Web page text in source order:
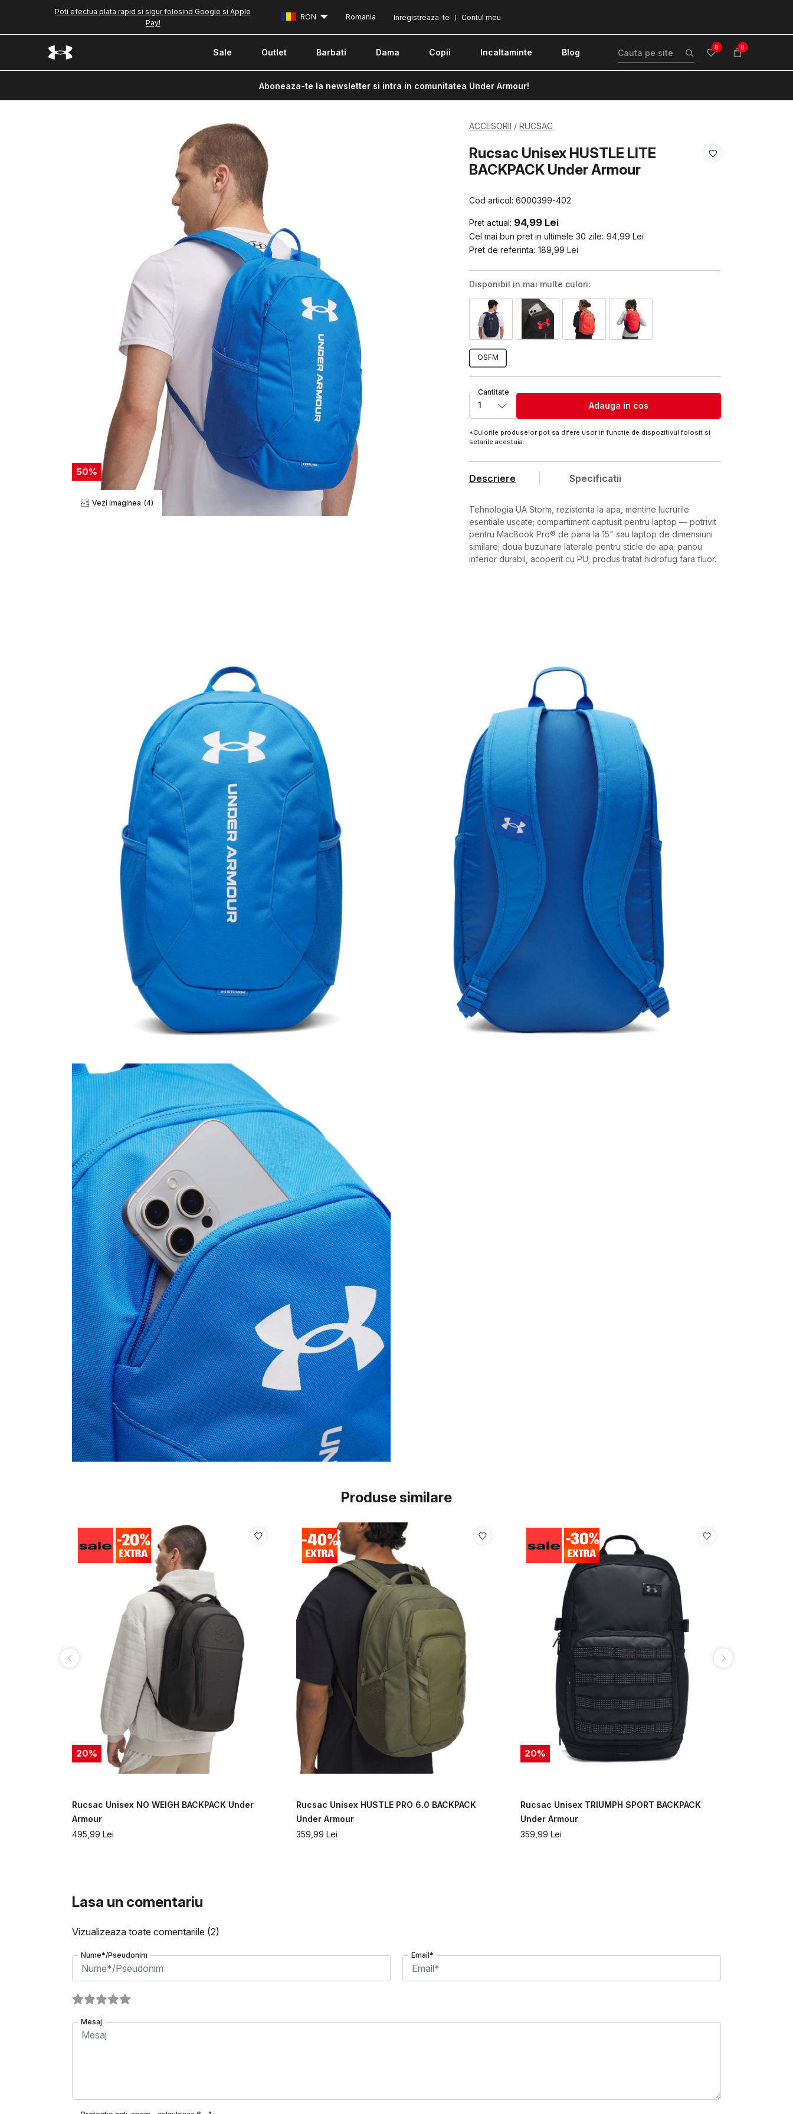
Poti efectua plata rapid si sigur folosind Google si Apple
Pay!
Contul meu
Inregistreaza-te
RON Romania
Sale Outlet Barbati Dama Copii Incaltaminte Blog 0 0
Aboneaza-te la newsletter si intra in comunitatea Under Armour!
50%
Vezi imaginea (4)
ACCESORII RUCSAC
Rucsac Unisex HUSTLE LITE
BACKPACK Under Armour
Cod articol:6000399-402
Pret actual: 94,99 Lei
Cel mai bun pret in ultimele 30 zile: 94,99 Lei
Pret de referinta: 189,99 Lei
Disponibil in mai multe culori:
OSFM
Cantitate
1 Adauga in cos
*Culorile produselor pot sa difere usor in functie de dispozitivul folosit si
setarile acestuia.
Descriere Specificatii
Tehnologia UA Storm, rezistenta la apa, mentine lucrurile
esentiale uscate; compartiment captusit pentru laptop — potrivit
pentru MacBook Pro® de pana la 15" sau laptop de dimensiuni
similare; doua buzunare laterale pentru sticle de apa; panou
inferior durabil, acoperit cu PU; produs tratat hidrofug fara fluor.
Produse similare
20%
Rucsac Unisex NO WEIGH BACKPACK Under
Armour
495,99 Lei
Rucsac Unisex HUSTLE PRO 6.0 BACKPACK
Under Armour
359,99 Lei
20%
Rucsac Unisex TRIUMPH SPORT BACKPACK
Under Armour
359,99 Lei
Lasa un comentariu
Vizualizeaza toate comentariile (2)
Nume*/Pseudonim Email*
Mesaj